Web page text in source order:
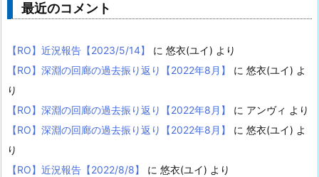
最近のコメント
【RO】近況報告【2023/5/14】 に 悠衣(ユイ) より
【RO】深淵の回廊の過去振り返り【2022年8月】
に 悠衣(ユイ) よ
り
【RO】深淵の回廊の過去振り返り【2022年8月】
に アンヴィ より
【RO】深淵の回廊の過去振り返り【2022年8月】
に 悠衣(ユイ) よ
り
【RO】近況報告【2022/8/8】
に 悠衣(ユイ) より